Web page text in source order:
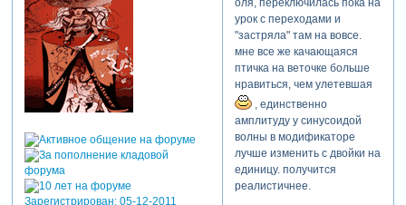
Зарегистрирован: 05-12-2011
оля, переключилась пока на
урок с переходами и
"застряла" там на вовсе.
мне все же качающаяся
птичка на веточке больше
нравиться, чем улетевшая
, единственно
амплитуду у синусоидой
волны в модификаторе
лучше изменить с двойки на
единицу. получится
реалистичнее.